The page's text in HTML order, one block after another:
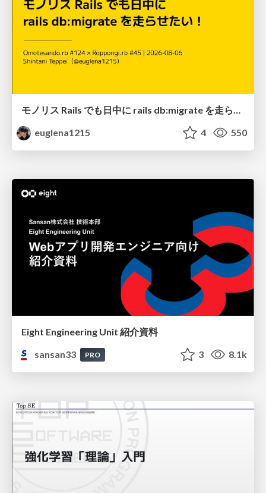
モノリス Rails でも日中に rails db:migrate を走らせたい！ / Daytime rails db:migrate on Monolithic Rails!
euglena1215
4 550
Eight Engineering Unit 紹介資料
sansan33
PRO 3 8.1k